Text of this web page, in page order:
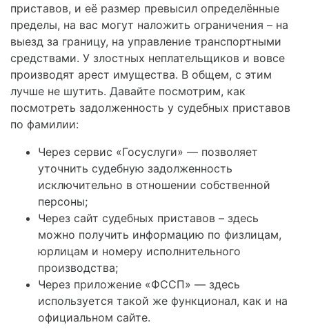
приставов, и её размер превысил определённые
пределы, на вас могут наложить ограничения – на
выезд за границу, на управление транспортными
средствами. У злостных неплательщиков и вовсе
производят арест имущества. В общем, с этим
лучше не шутить. Давайте посмотрим, как
посмотреть задолженность у судебных приставов
по фамилии:
Через сервис «Госуслуги» — позволяет
уточнить судебную задолженность
исключительно в отношении собственной
персоны;
Через сайт судебных приставов – здесь
можно получить информацию по физлицам,
юрлицам и номеру исполнительного
производства;
Через приложение «ФССП» — здесь
используется такой же функционал, как и на
официальном сайте.